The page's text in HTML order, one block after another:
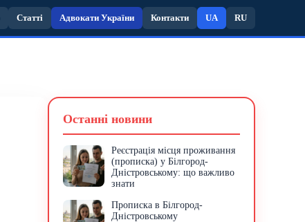
Статті Адвокати України Контакти UA RU
Останні новини
Реєстрація місця проживання
(прописка) у Білгород-
Дністровському: що важливо
знати
Прописка в Білгород-
Дністровському